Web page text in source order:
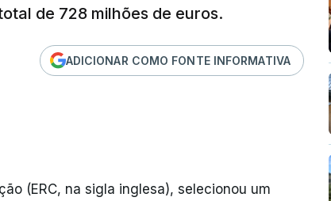
de 728 milhões de euros.
ADICIONAR COMO FONTE INFORMATIVA
(ERC, na sigla inglesa), selecionou um